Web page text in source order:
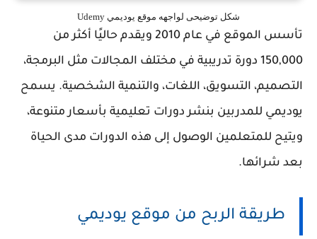
شكل توضيحى لواجهه موقع يوديمي Udemy
تأسس الموقع في عام 2010 ويقدم حاليًا أكثر من
150,000 دورة تدريبية في مختلف المجالات مثل البرمجة،
التصميم، التسويق، اللغات، والتنمية الشخصية. يسمح
يوديمي للمدربين بنشر دورات تعليمية بأسعار متنوعة،
ويتيح للمتعلمين الوصول إلى هذه الدورات مدى الحياة
بعد شرائها.
طريقة الربح من موقع يوديمي